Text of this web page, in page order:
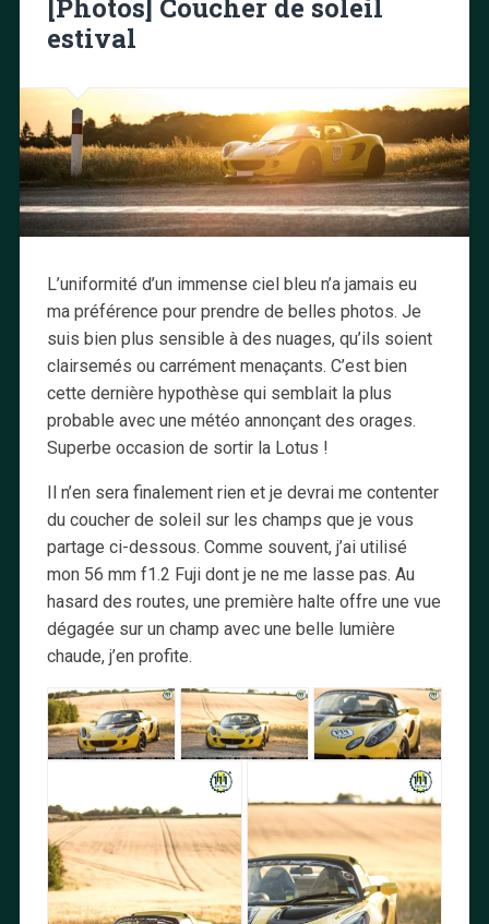
[Photos] Coucher de soleil
estival
L’uniformité d’un immense ciel bleu n’a jamais eu
ma préférence pour prendre de belles photos. Je
suis bien plus sensible à des nuages, qu’ils soient
clairsemés ou carrément menaçants. C’est bien
cette dernière hypothèse qui semblait la plus
probable avec une météo annonçant des orages.
Superbe occasion de sortir la Lotus !
Il n’en sera finalement rien et je devrai me contenter
du coucher de soleil sur les champs que je vous
partage ci-dessous. Comme souvent, j’ai utilisé
mon 56 mm f1.2 Fuji dont je ne me lasse pas. Au
hasard des routes, une première halte offre une vue
dégagée sur un champ avec une belle lumière
chaude, j’en profite.